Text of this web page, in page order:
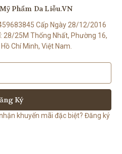
Phẩm Da Liễu.VN
Cấp Ngày 28/12/2016
28/25M Thống Nhất, Phường 16,
Chí Minh, Việt Nam.
khuyến mãi đặc biệt? Đăng ký